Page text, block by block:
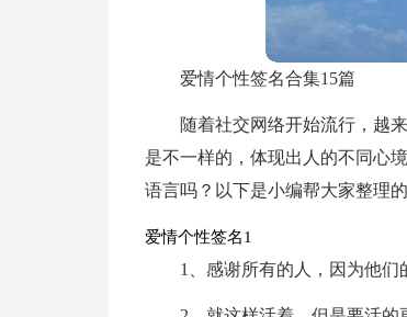
爱情个性签名合集15篇
随着社交网络开始流行，越
是不一样的，体现出人的不同心
语言吗？以下是小编帮大家整理
爱情个性签名1
1、感谢所有的人，因为他们